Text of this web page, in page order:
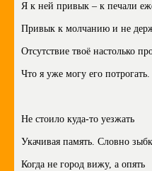
Я к ней привык – к печали
Привык к молчанию и не
Отсутствие твоё настолько
Что я уже могу его потрогать.
Не стоило куда-то уезжать
Укачивая память. Словно
Когда не город вижу, а опять